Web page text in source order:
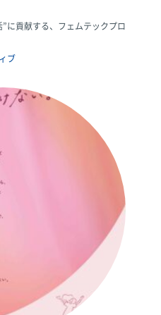
に貢献する、フェムテックプロ
ブ